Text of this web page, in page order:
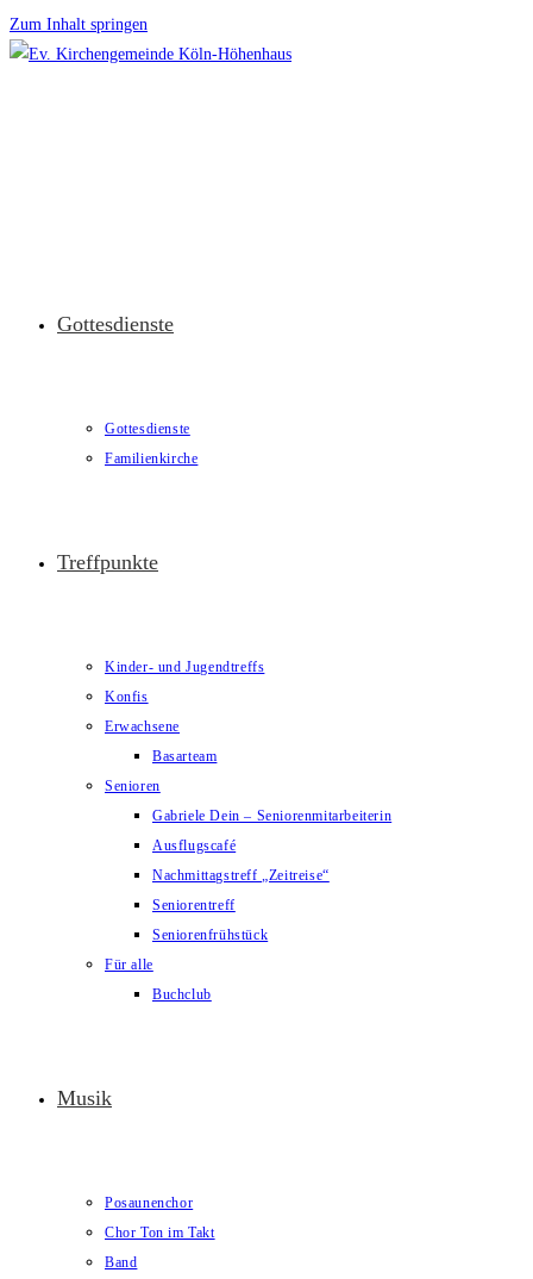
Zum Inhalt springen
Gottesdienste
Gottesdienste
Familienkirche
Treffpunkte
Kinder- und Jugendtreffs
Konfis
Erwachsene
Basarteam
Senioren
Gabriele Dein – Seniorenmitarbeiterin
Ausflugscafé
Nachmittagstreff „Zeitreise“
Seniorentreff
Seniorenfrühstück
Für alle
Buchclub
Musik
Posaunenchor
Chor Ton im Takt
Band